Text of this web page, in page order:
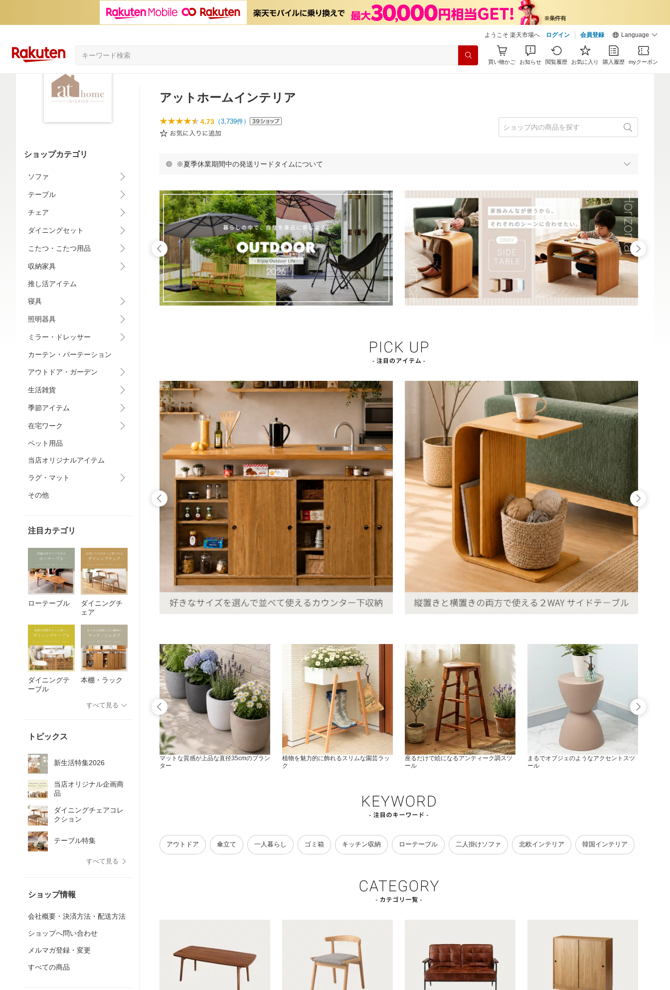
ようこそ 楽天市場へ ログイン 会員登録 Language
買い物かご お知らせ 閲覧履歴 お気に入り 購入履歴 myクーポン
ショップカテゴリ
ソファ
テーブル
チェア
ダイニングセット
こたつ・こたつ用品
収納家具
推し活アイテム
寝具
照明器具
ミラー・ドレッサー
カーテン・パーテーション
アウトドア・ガーデン
生活雑貨
季節アイテム
在宅ワーク
ペット用品
当店オリジナルアイテム
ラグ・マット
その他
注目カテゴリ
ローテーブル
ダイニングチ
ェア
ダイニングテ
ーブル
本棚・ラック
すべて見る
トピックス
新生活特集2026
当店オリジナル企画商
品
ダイニングチェアコレ
クション
テーブル特集
すべて見る
ショップ情報
会社概要・決済方法・配送方法
ショップへ問い合わせ
メルマガ登録・変更
すべての商品
アットホームインテリア
4.73 （3,739件）
※夏季休業期間中の発送リードタイムについて
コーデュロイ生地がお部屋に馴染むミニ
座椅子
マットな質感が上品な直径35cmのプラン
ター
植物を魅力的に飾れるスリムな園芸ラッ
ク
座るだけで絵になるアンティーク調スツ
ール
まるでオブジェのようなアクセントスツ
ール
アウトドア 傘立て 一人暮らし ゴミ箱 キッチン収納 ローテーブル 二人掛けソファ 北欧インテリア 韓国インテリア